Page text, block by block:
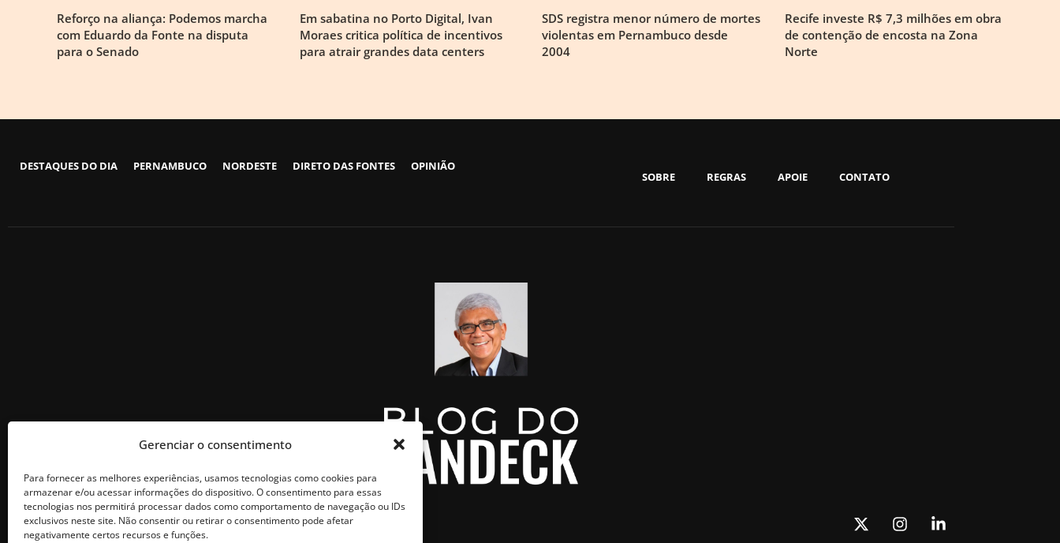
Gerenciar o consentimento
Para fornecer as melhores experiências, usamos tecnologias como cookies para
armazenar e/ou acessar informações do dispositivo. O consentimento para essas
tecnologias nos permitirá processar dados como comportamento de navegação ou IDs
exclusivos neste site. Não consentir ou retirar o consentimento pode afetar
negativamente certos recursos e funções.
Reforço na aliança: Podemos marcha
com Eduardo da Fonte na disputa
para o Senado
Em sabatina no Porto Digital, Ivan
Moraes critica política de incentivos
para atrair grandes data centers
SDS registra menor número de mortes
violentas em Pernambuco desde
2004
Recife investe R$ 7,3 milhões em obra
de contenção de encosta na Zona
Norte
DESTAQUES DO DIA PERNAMBUCO NORDESTE DIRETO DAS FONTES OPINIÃO
SOBRE REGRAS APOIE CONTATO